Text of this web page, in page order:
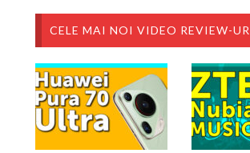
CELE MAI NOI VIDEO REVIEW-